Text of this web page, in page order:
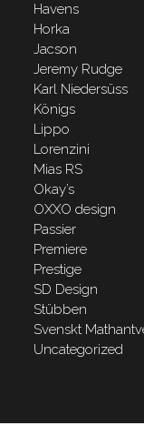
Havens
Horka
Jacson
Jeremy Rudge
Karl Niedersüss
Königs
Lippo
Lorenzini
Mias RS
Okay’s
OXXO design
Passier
Premiere
Prestige
SD Design
Stübben
Svenskt
Uncategorized